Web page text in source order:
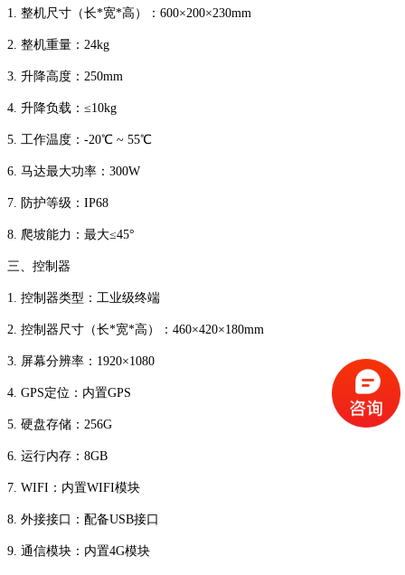
1. 整机尺寸（长*宽*高）：600×200×230mm
2. 整机重量：24kg
3. 升降高度：250mm
4. 升降负载：≤10kg
5. 工作温度：-20℃ ~ 55℃
6. 马达最大功率：300W
7. 防护等级：IP68
8. 爬坡能力：最大≤45°
三、控制器
1. 控制器类型：工业级终端
2. 控制器尺寸（长*宽*高）：460×420×180mm
3. 屏幕分辨率：1920×1080
4. GPS定位：内置GPS
5. 硬盘存储：256G
6. 运行内存：8GB
7. WIFI：内置WIFI模块
8. 外接接口：配备USB接口
9. 通信模块：内置4G模块